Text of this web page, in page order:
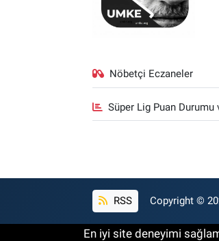
Nöbetçi Eczaneler
Süper Lig Puan Durumu
RSS Copyright ©
En iyi site deneyimi